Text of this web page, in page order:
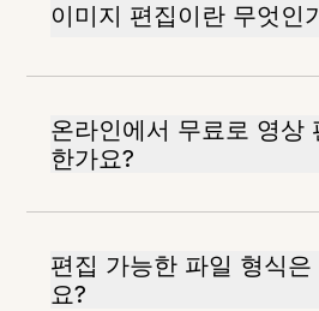
이미지 편집이란 무엇인
온라인에서 무료로 영상
한가요?
편집 가능한 파일 형식
요?